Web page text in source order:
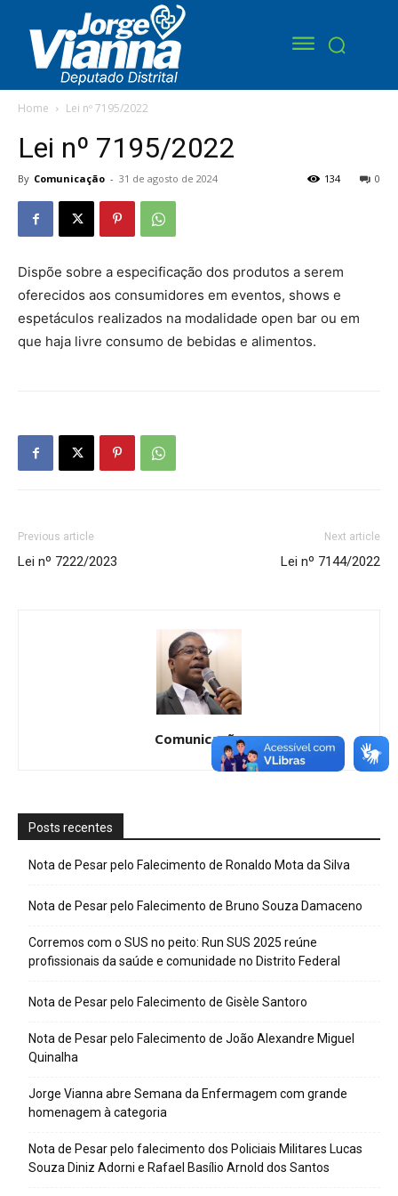
Home Lei nº 7195/2022
Lei nº 7195/2022
By Comunicação - 31 de agosto de 2024 0
134
Dispõe sobre a especificação dos produtos a serem
oferecidos aos consumidores em eventos, shows e
espetáculos realizados na modalidade open bar ou em
que haja livre consumo de bebidas e alimentos.
Previous article
Lei nº 7222/2023
Next article
Lei nº 7144/2022
Comunicação
Posts recentes
Nota de Pesar pelo Falecimento de Ronaldo Mota da Silva
Nota de Pesar pelo Falecimento de Bruno Souza Damaceno
Corremos com o SUS no peito: Run SUS 2025 reúne
profissionais da saúde e comunidade no Distrito Federal
Nota de Pesar pelo Falecimento de Gisèle Santoro
Nota de Pesar pelo Falecimento de João Alexandre Miguel
Quinalha
Jorge Vianna abre Semana da Enfermagem com grande
homenagem à categoria
Nota de Pesar pelo falecimento dos Policiais Militares Lucas
Souza Diniz Adorni e Rafael Basílio Arnold dos Santos